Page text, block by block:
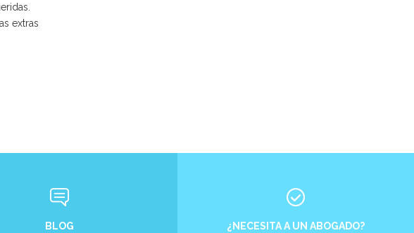
extras
BLOG ¿NECESITA A UN ABOGADO?